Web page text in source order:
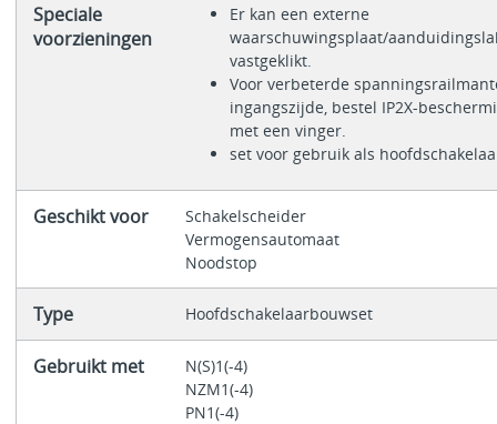
Speciale
voorzieningen
Er kan een externe
waarschuwingsplaat/
vastgeklikt.
Voor verbeterde
ingangszijde, bestel IP2X-
met een vinger.
set voor gebruik als
Geschikt voor
Schakelscheider
Vermogensautomaat
Noodstop
Type Hoofdschakelaarbouwset
Gebruikt met
N(S)1(-4)
NZM1(-4)
PN1(-4)